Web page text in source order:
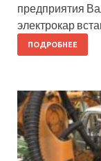
предприятия
электрокар
ПОДРОБНЕЕ